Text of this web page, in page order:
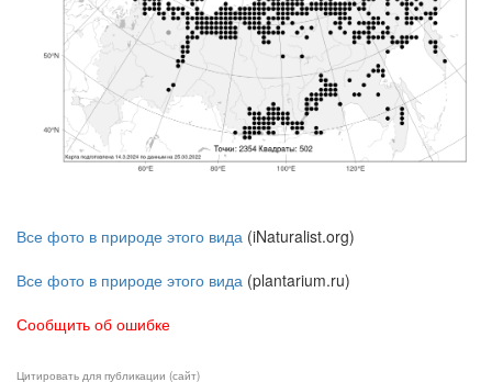
Все фото в природе этого вида (iNaturalist.org)
Все фото в природе этого вида (plantarium.ru)
Сообщить об ошибке
Цитировать для публикации (сайт)